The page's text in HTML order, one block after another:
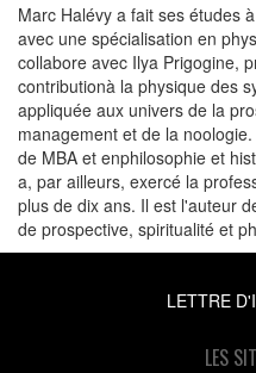
Marc Halévy a fait ses études
avec une spécialisation en
collabore avec Ilya Prigogine,
contributionà la physique des
appliquée aux univers de la
management et de la
de MBA et enphilosophie et
a, par ailleurs, exercé la
plus de dix ans. Il est l'auteur
de prospective, spiritualité et
LETTRE
LES